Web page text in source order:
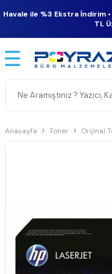
Havale ile %3 Ekstra İndirim
TL
Anasayfa Toner Orijinal